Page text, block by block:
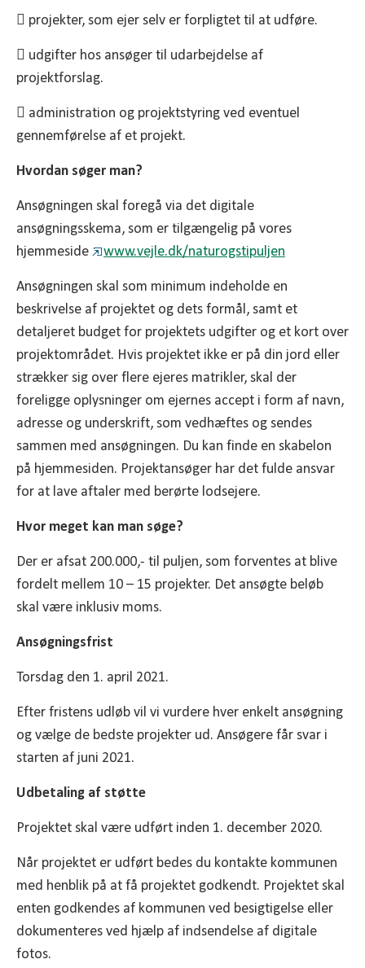
 projekter, som ejer selv er forpligtet til at udføre.
 udgifter hos ansøger til udarbejdelse af
projektforslag.
 administration og projektstyring ved eventuel
gennemførelse af et projekt.
Hvordan søger man?
Ansøgningen skal foregå via det digitale
ansøgningsskema, som er tilgængelig på vores
hjemmeside
www.vejle.dk/naturogstipuljen
Ansøgningen skal som minimum indeholde en
beskrivelse af projektet og dets formål, samt et
detaljeret budget for projektets udgifter og et kort over
projektområdet. Hvis projektet ikke er på din jord eller
strækker sig over flere ejeres matrikler, skal der
foreligge oplysninger om ejernes accept i form af navn,
adresse og underskrift, som vedhæftes og sendes
sammen med ansøgningen. Du kan finde en skabelon
på hjemmesiden. Projektansøger har det fulde ansvar
for at lave aftaler med berørte lodsejere.
Hvor meget kan man søge?
Der er afsat 200.000,- til puljen, som forventes at blive
fordelt mellem 10 – 15 projekter. Det ansøgte beløb
skal være inklusiv moms.
Ansøgningsfrist
Torsdag den 1. april 2021.
Efter fristens udløb vil vi vurdere hver enkelt ansøgning
og vælge de bedste projekter ud. Ansøgere får svar i
starten af juni 2021.
Udbetaling af støtte
Projektet skal være udført inden 1. december 2020.
Når projektet er udført bedes du kontakte kommunen
med henblik på at få projektet godkendt. Projektet skal
enten godkendes af kommunen ved besigtigelse eller
dokumenteres ved hjælp af indsendelse af digitale
fotos.